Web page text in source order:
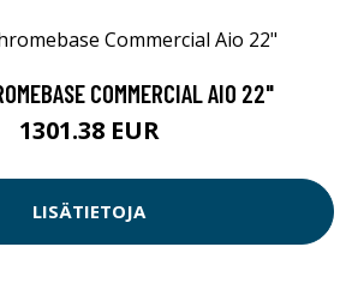
COMMERCIAL AIO 22"
1301.38 EUR
LISÄTIETOJA